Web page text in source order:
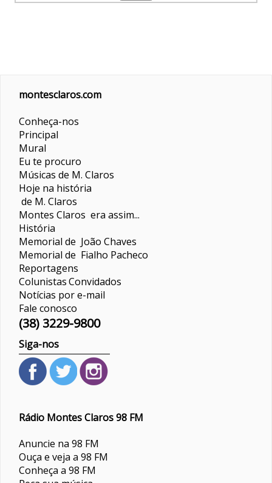
montesclaros.com
Conheça-nos
Principal
Mural
Eu te procuro
Músicas de M. Claros
Hoje na história
de M. Claros
Montes Claros era assim...
História
Memorial de João Chaves
Memorial de Fialho Pacheco
Reportagens
ColunistasConvidados
Notícias por e-mail
Fale conosco
(38) 3229-9800
Siga-nos
Rádio Montes Claros 98 FM
Anuncie na 98 FM
Ouça e veja a 98 FM
Conheça a 98 FM